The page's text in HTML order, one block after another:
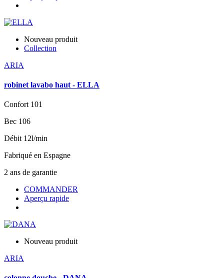
Nouveau produit
Collection
ARIA
robinet lavabo haut - ELLA
Confort 101
Bec 106
Débit 12l/min
Fabriqué en Espagne
2 ans de garantie
COMMANDER
Aperçu rapide
Nouveau produit
ARIA